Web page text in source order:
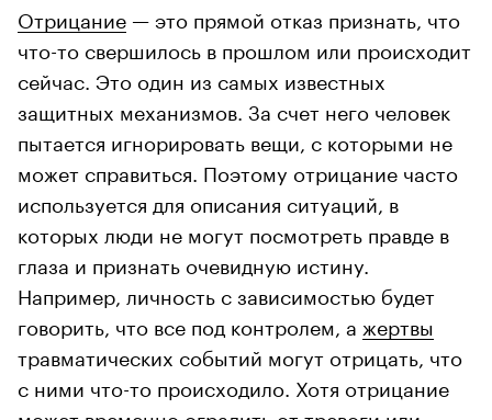
Отрицание — это прямой отказ признать, что
что-то свершилось в прошлом или происходит
сейчас. Это один из самых известных
защитных механизмов. За счет него человек
пытается игнорировать вещи, с которыми не
может справиться. Поэтому отрицание часто
используется для описания ситуаций, в
которых люди не могут посмотреть правде в
глаза и признать очевидную истину.
Например, личность с зависимостью будет
говорить, что все под контролем, а жертвы
травматических событий могут отрицать, что
с ними что-то происходило. Хотя отрицание